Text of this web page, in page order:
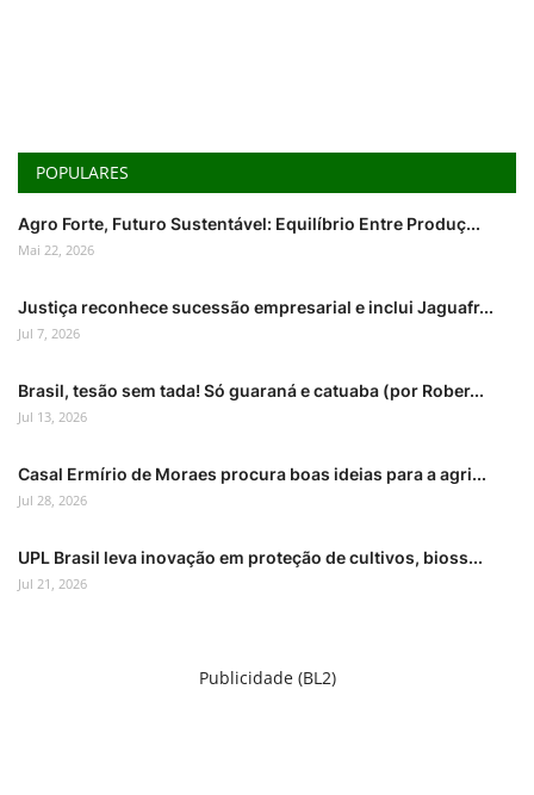
POPULARES
Agro Forte, Futuro Sustentável: Equilíbrio Entre Produç...
Mai 22, 2026
Justiça reconhece sucessão empresarial e inclui Jaguafr...
Jul 7, 2026
Brasil, tesão sem tada! Só guaraná e catuaba (por Rober...
Jul 13, 2026
Casal Ermírio de Moraes procura boas ideias para a agri...
Jul 28, 2026
UPL Brasil leva inovação em proteção de cultivos, bioss...
Jul 21, 2026
Publicidade (BL2)